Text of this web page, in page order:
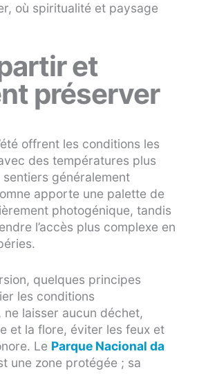
où spiritualité et paysage
et
préserver
offrent les conditions les
des températures plus
généralement
apporte une palette de
photogénique, tandis
l’accès plus complexe en
quelques principes
les conditions
ne laisser aucun déchet,
et la flore, éviter les feux et
Le Parque Nacional da
une zone protégée ; sa